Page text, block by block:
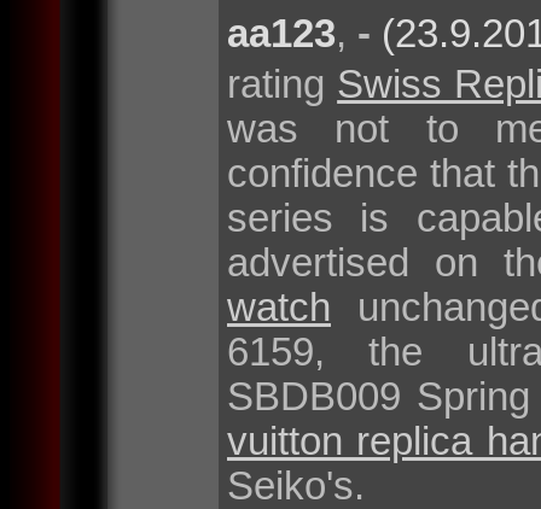
aa123, -
rating Swiss
was not to
confidence that
series is
advertised on
watch
6159, the
SBDB009
vuitton replica
Seiko's.